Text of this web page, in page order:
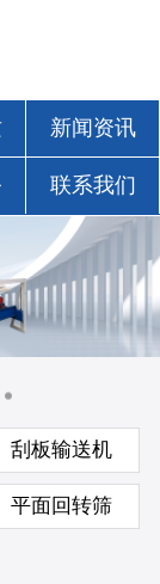
新闻资讯
联系我们
刮板输送机
平面回转筛